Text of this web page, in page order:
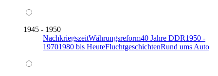
1945 - 1950
NachkriegszeitWährungsreform40 Jahre DDR1950 -
19701980 bis HeuteFluchtgeschichtenRund ums Auto